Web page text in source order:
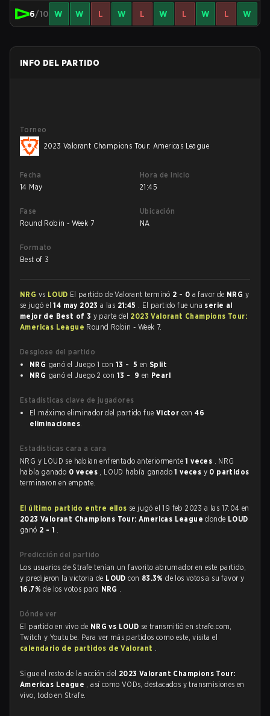
6/10 W W L W L W L W L W
INFO DEL PARTIDO
Torneo
2023 Valorant Champions Tour: Americas League
Fecha
14 May
Hora de inicio
21:45
Fase
Round Robin - Week 7
Ubicación
NA
Formato
Best of 3
NRG vs LOUD El partido de Valorant terminó 2 - 0 a favor de NRG y
se jugó el14 may 2023a las 21:45 . El partido fue una serie al
mejor de Best of 3 y parte del 2023 Valorant Champions Tour:
Americas League Round Robin - Week 7.
Desglose del partido
NRG ganó el Juego 1 con 13 - 5 enSplit
NRG ganó el Juego 2 con 13 - 9 en Pearl
Estadísticas clave de jugadores
El máximo eliminador del partido fue Victor con46
eliminaciones.
Estadísticas cara a cara
NRG y LOUD se habían enfrentado anteriormente1 veces . NRG
había ganado 0 veces , LOUD había ganado1 veces y 0 partidos
terminaron en empate.
El último partido entre ellos se jugó el 19 feb 2023 a las 17:04 en
2023 Valorant Champions Tour: Americas Leaguedonde LOUD
ganó 2 - 1 .
Predicción del partido
Los usuarios de Strafe tenían un favorito abrumador en este partido,
y predijeron la victoria de LOUDcon 83.3%de los votos a su favor y
16.7%de los votos para NRG .
Dónde ver
El partido en vivo de NRG vs LOUD se transmitió en strafe.com,
Twitch y Youtube. Para ver más partidos como este, visita el
calendario de partidos de Valorant .
Sigue el resto de la acción del 2023 Valorant Champions Tour:
Americas League , así como VODs, destacados y transmisiones en
vivo, todo en Strafe.